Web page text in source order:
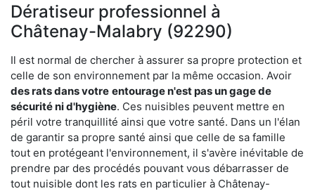
Dératiseur professionnel à
Châtenay-Malabry (92290)
Il est normal de chercher à assurer sa propre protection et
celle de son environnement par la même occasion. Avoir
des rats dans votre entourage n'est pas un gage de
sécurité ni d'hygiène. Ces nuisibles peuvent mettre en
péril votre tranquillité ainsi que votre santé. Dans un l'élan
de garantir sa propre santé ainsi que celle de sa famille
tout en protégeant l'environnement, il s'avère inévitable de
prendre par des procédés pouvant vous débarrasser de
tout nuisible dont les rats en particulier à Châtenay-